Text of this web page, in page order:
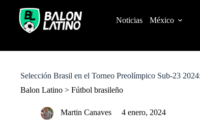
o
Noticias México
Selección Brasil en el Torneo Preolímpico Sub-23
Balon Latino > Fútbol brasileño
Martin Canaves 4 enero, 2024